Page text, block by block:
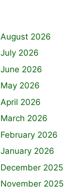
August 2026
July 2026
June 2026
May 2026
April 2026
March 2026
February 2026
January 2026
December 2025
November 2025